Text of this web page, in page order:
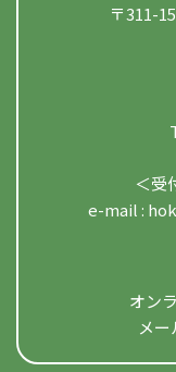
〒311-
＜受
e-mail :
オン
メ